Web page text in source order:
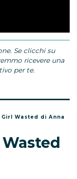
Se clicchi su
ricevere una
per te.
Wasted di Anna